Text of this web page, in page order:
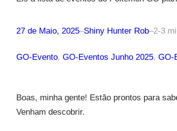
27 de Maio, 2025–Shiny Hunter Rob–2-3
GO-Evento, GO-Eventos Junho 2025, GO-
Boas, minha gente! Estão prontos para
Venham descobrir.